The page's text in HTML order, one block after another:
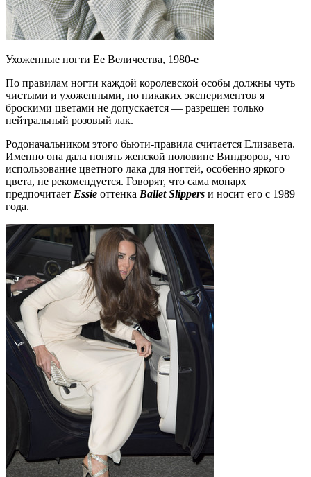
Ухоженные ногти Ее Величества, 1980-е
По правилам ногти каждой королевской особы должны чуть
чистыми и ухоженными, но никаких экспериментов я
броскими цветами не допускается — разрешен только
нейтральный розовый лак.
Родоначальником этого бьюти-правила считается Елизавета.
Именно она дала понять женской половине Виндзоров, что
использование цветного лака для ногтей, особенно яркого
цвета, не рекомендуется. Говорят, что сама монарх
предпочитает Essie оттенка Ballet Slippers и носит его с 1989
года.